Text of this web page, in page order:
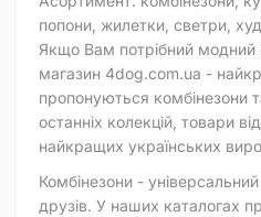
попони, жилетки, светри,
Якщо Вам потрібний модний
магазин 4dog.com.ua -
пропонуються комбінезони
останніх колекцій, товари
найкращих українських
Комбінезони -
друзів. У наших каталогах